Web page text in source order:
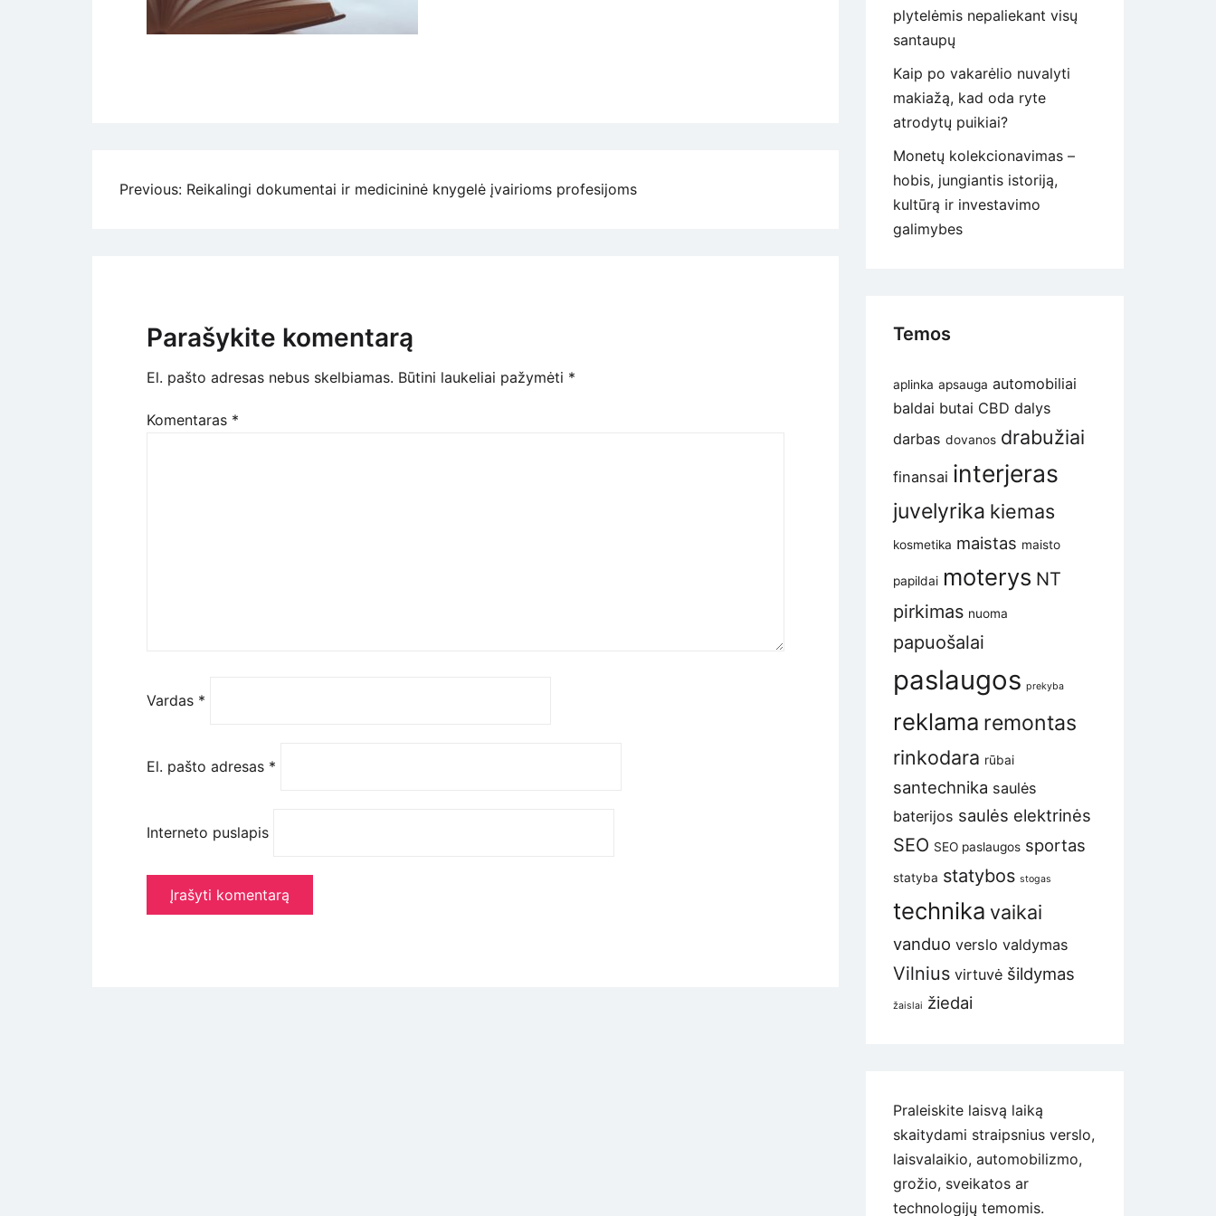
Navigacija
Previous: Reikalingi dokumentai ir medicininė knygelė įvairioms profesijoms
Parašykite komentarą
El. pašto adresas nebus skelbiamas. Būtini laukeliai pažymėti *
Komentaras *
Vardas *
El. pašto adresas *
Interneto puslapis
plytelėmis nepaliekant visų
santaupų
Kaip po vakarėlio nuvalyti
makiažą, kad oda ryte
atrodytų puikiai?
Monetų kolekcionavimas –
hobis, jungiantis istoriją,
kultūrą ir investavimo
galimybes
Temos
aplinka apsauga automobiliai
baldai butai CBD dalys
darbas dovanos drabužiai
finansai interjeras
juvelyrika kiemas
kosmetika maistas maisto
papildai moterys NT
pirkimas nuoma
papuošalai
paslaugos prekyba
reklama remontas
rinkodara rūbai
santechnika saulės
baterijos saulės elektrinės
SEO SEO paslaugos sportas
statyba statybos stogas
technika vaikai
vanduo verslo valdymas
Vilnius virtuvė šildymas
žaislai žiedai
Praleiskite laisvą laiką
skaitydami straipsnius verslo,
laisvalaikio, automobilizmo,
grožio, sveikatos ar
technologijų temomis.